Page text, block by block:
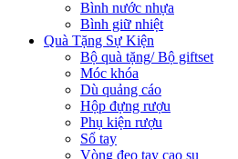
Bình nước nhựa
Bình giữ nhiệt
Quà Tặng Sự Kiện
Bộ quà tặng/ Bộ giftset
Móc khóa
Dù quảng cáo
Hộp đựng rượu
Phụ kiện rượu
Sổ tay
Vòng đeo tay cao su